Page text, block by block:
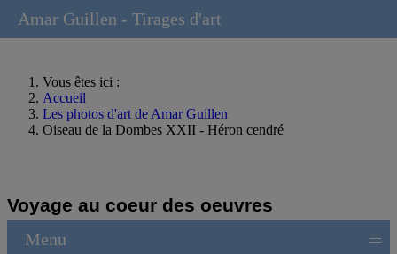
Vous êtes ici :
Accueil
Les photos d'art de Amar Guillen
Oiseau de la Dombes XXII - Héron cendré
Voyage au coeur des oeuvres
Menu ≡
Amar Guillen - Tirages d'art